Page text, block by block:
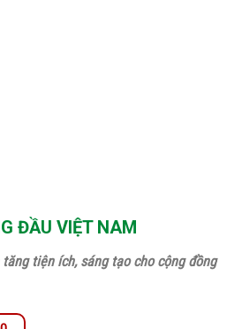
ĐẦU VIỆT NAM
tiện ích, sáng tạo cho cộng đồng